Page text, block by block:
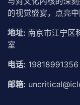
的视觉盛宴，点亮中
地址: 南京市江宁区
室
电话: 19818991356
邮箱: